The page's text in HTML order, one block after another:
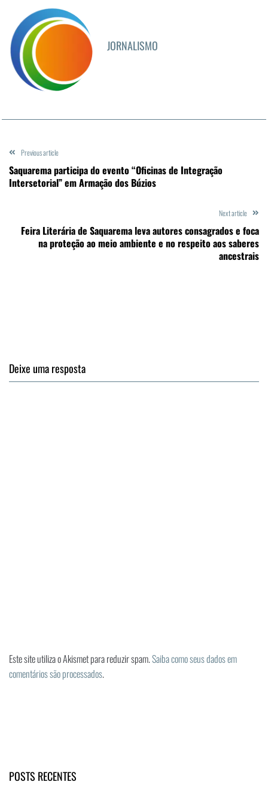
JORNALISMO
Previous article
Saquarema participa do evento “Oficinas de Integração
Intersetorial” em Armação dos Búzios
Next article
Feira Literária de Saquarema leva autores consagrados e foca
na proteção ao meio ambiente e no respeito aos saberes
ancestrais
Deixe uma resposta
Este site utiliza o Akismet para reduzir spam.Saiba como seus dados em
comentários são processados.
POSTS RECENTES